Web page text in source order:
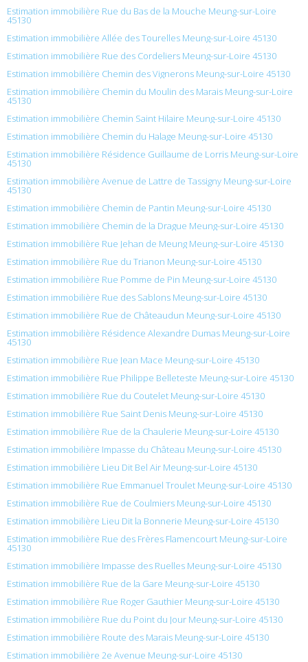
Estimation immobilière Rue du Bas de la Mouche Meung-sur-Loire
45130
Estimation immobilière Allée des Tourelles Meung-sur-Loire 45130
Estimation immobilière Rue des Cordeliers Meung-sur-Loire 45130
Estimation immobilière Chemin des Vignerons Meung-sur-Loire 45130
Estimation immobilière Chemin du Moulin des Marais Meung-sur-Loire
45130
Estimation immobilière Chemin Saint Hilaire Meung-sur-Loire 45130
Estimation immobilière Chemin du Halage Meung-sur-Loire 45130
Estimation immobilière Résidence Guillaume de Lorris Meung-sur-Loire
45130
Estimation immobilière Avenue de Lattre de Tassigny Meung-sur-Loire
45130
Estimation immobilière Chemin de Pantin Meung-sur-Loire 45130
Estimation immobilière Chemin de la Drague Meung-sur-Loire 45130
Estimation immobilière Rue Jehan de Meung Meung-sur-Loire 45130
Estimation immobilière Rue du Trianon Meung-sur-Loire 45130
Estimation immobilière Rue Pomme de Pin Meung-sur-Loire 45130
Estimation immobilière Rue des Sablons Meung-sur-Loire 45130
Estimation immobilière Rue de Châteaudun Meung-sur-Loire 45130
Estimation immobilière Résidence Alexandre Dumas Meung-sur-Loire
45130
Estimation immobilière Rue Jean Mace Meung-sur-Loire 45130
Estimation immobilière Rue Philippe Belleteste Meung-sur-Loire 45130
Estimation immobilière Rue du Coutelet Meung-sur-Loire 45130
Estimation immobilière Rue Saint Denis Meung-sur-Loire 45130
Estimation immobilière Rue de la Chaulerie Meung-sur-Loire 45130
Estimation immobilière Impasse du Château Meung-sur-Loire 45130
Estimation immobilière Lieu Dit Bel Air Meung-sur-Loire 45130
Estimation immobilière Rue Emmanuel Troulet Meung-sur-Loire 45130
Estimation immobilière Rue de Coulmiers Meung-sur-Loire 45130
Estimation immobilière Lieu Dit la Bonnerie Meung-sur-Loire 45130
Estimation immobilière Rue des Frères Flamencourt Meung-sur-Loire
45130
Estimation immobilière Impasse des Ruelles Meung-sur-Loire 45130
Estimation immobilière Rue de la Gare Meung-sur-Loire 45130
Estimation immobilière Rue Roger Gauthier Meung-sur-Loire 45130
Estimation immobilière Rue du Point du Jour Meung-sur-Loire 45130
Estimation immobilière Route des Marais Meung-sur-Loire 45130
Estimation immobilière 2e Avenue Meung-sur-Loire 45130